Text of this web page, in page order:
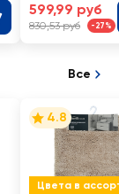
599,99 руб
830,53 руб -27%
Все
Цвета в
4.8